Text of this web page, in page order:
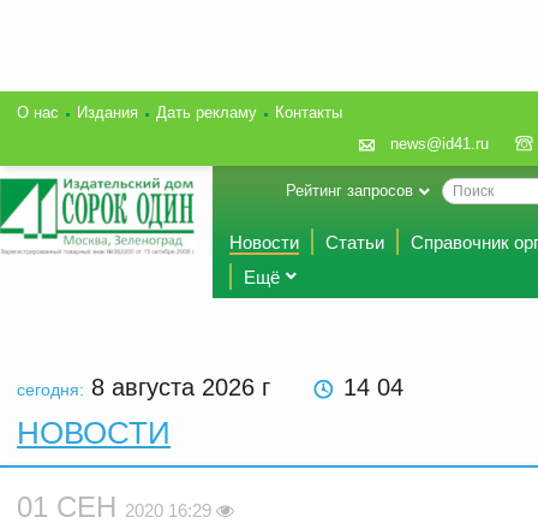
О нас Издания Дать рекламу
Контакты
news@id41.ru
Рейтинг запросов
Новости Статьи
Справочник
Ещё
сегодня: 8 августа 2026 г 14 04
НОВОСТИ
01 СЕН 2020 16:29